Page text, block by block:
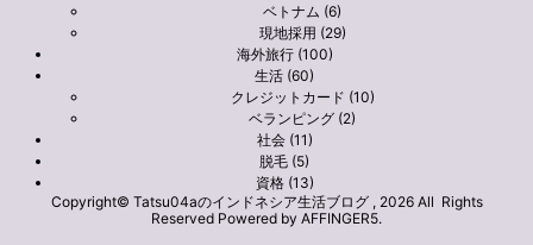
ベトナム (6)
現地採用 (29)
海外旅行 (100)
生活 (60)
クレジットカード (10)
ベランピング (2)
社会 (11)
脱毛 (5)
資格 (13)
Copyright© Tatsu04aのインドネシア生活ブログ , 2026 All Rights
Reserved Powered by AFFINGER5.